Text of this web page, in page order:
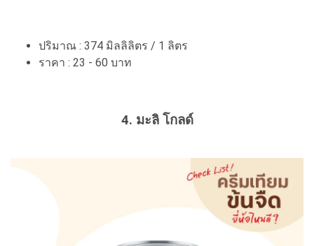
ปริมาณ : 374 มิลลิลิตร / 1 ลิตร
ราคา : 23 - 60 บาท
4. มะลิ โกลด์